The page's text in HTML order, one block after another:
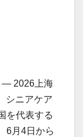
— 2026上海
シニアケア
を代表する
6月4日から